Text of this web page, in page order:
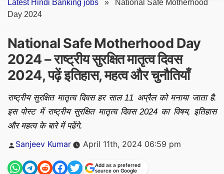
Latest Hindi Banking jobs » National Safe Motherhood
Day 2024
National Safe Motherhood Day
2024 – राष्ट्रीय सुरक्षित मातृत्व दिवस
2024, पढ़ें इतिहास, महत्व और चुनौतियाँ
राष्ट्रीय सुरक्षित मातृत्व दिवस हर साल 11 अप्रैल को मनाया जाता है.
इस पोस्ट में राष्ट्रीय सुरक्षित मातृत्व दिवस 2024 का विषय, इतिहास
और महत्व के बारे में पढेंगे.
Posted
Sanjeev Kumar April 11th, 2024 06:59 pm
Add as a preferred
source on Google